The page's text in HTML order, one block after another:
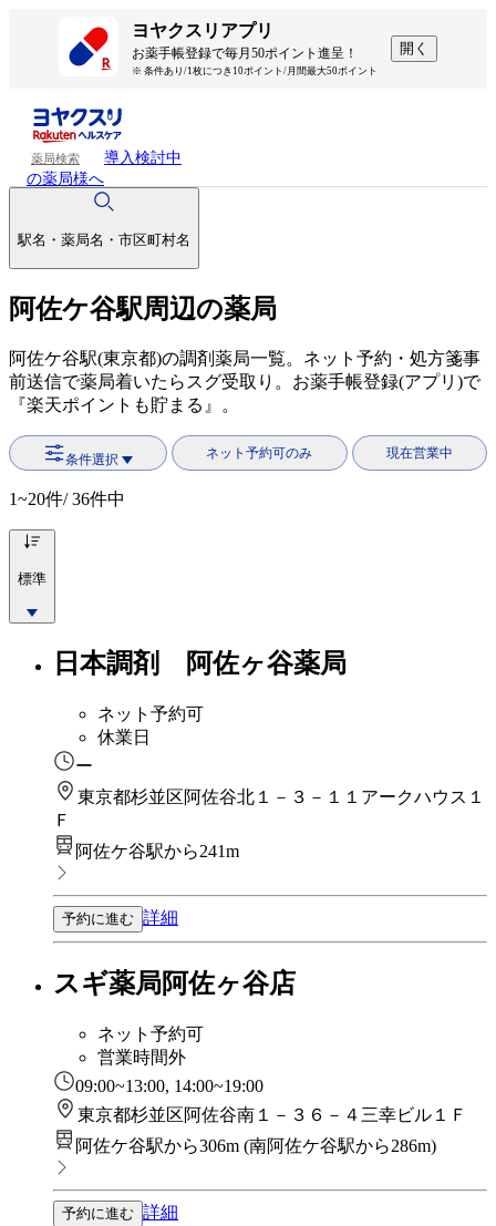
ヨヤクスリアプリ
お薬手帳登録で毎月50ポイント進呈！
※ 条件あり/1枚につき10ポイント/月間最大50ポイント
開く
薬局検索
導入検討中
の薬局様へ
駅名・薬局名・市区町村名
阿佐ケ谷駅周辺の薬局
阿佐ケ谷駅(東京都)の調剤薬局一覧。ネット予約・処方箋事
前送信で薬局着いたらスグ受取り。お薬手帳登録(アプリ)で
『楽天ポイントも貯まる』。
条件選択 ネット予約可のみ 現在営業中
1~20件/ 36件中
標準
日本調剤 阿佐ヶ谷薬局
ネット予約可
休業日
ー
東京都杉並区阿佐谷北１－３－１１アークハウス１
Ｆ
阿佐ケ谷駅から241m
予約に進む 詳細
スギ薬局阿佐ヶ谷店
ネット予約可
営業時間外
09:00~13:00, 14:00~19:00
東京都杉並区阿佐谷南１－３６－４三幸ビル１Ｆ
阿佐ケ谷駅から306m (南阿佐ケ谷駅から286m)
予約に進む 詳細